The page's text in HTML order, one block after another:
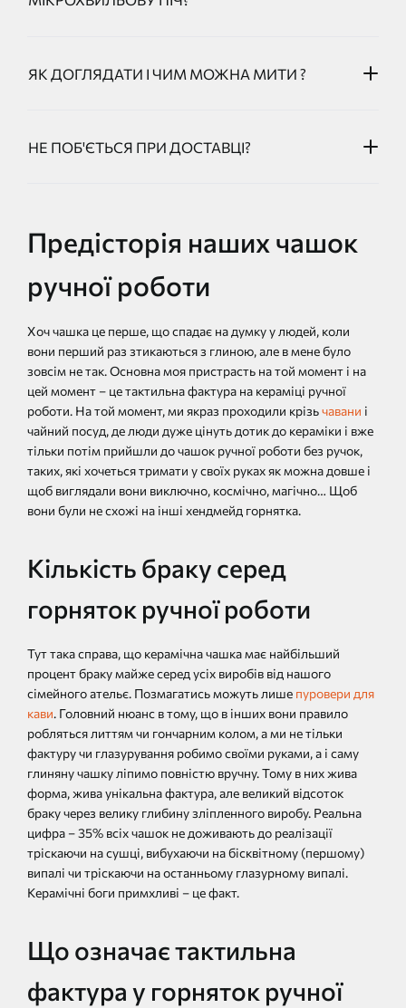
ЯК ДОГЛЯДАТИ І ЧИМ МОЖНА МИТИ ?
НЕ ПОБ'ЄТЬСЯ ПРИ ДОСТАВЦІ?
Предісторія наших чашок
ручної роботи
Хоч чашка це перше, що спадає на думку у людей, коли
вони перший раз зтикаються з глиною, але в мене було
зовсім не так. Основна моя пристрасть на той момент і на
цей момент – це тактильна фактура на кераміці ручної
роботи. На той момент, ми якраз проходили крізьчавани і
чайний посуд, де люди дуже цінуть дотик до кераміки і вже
тільки потім прийшли до чашок ручної роботи без ручок,
таких, які хочеться тримати у своїх руках як можна довше і
щоб виглядали вони виключно, космічно, магічно… Щоб
вони були не схожі на інші хендмейд горнятка.
Кількість браку серед
горняток ручної роботи
Тут така справа, що керамічна чашка має найбільший
процент браку майже серед усіх виробів від нашого
сімейного ательє. Позмагатись можуть лише пуровери для
кави. Головний нюанс в тому, що в інших вони правило
робляться литтям чи гончарним колом, а ми не тільки
фактуру чи глазурування робимо своїми руками, а і саму
глиняну чашку ліпимо повністю вручну. Тому в них жива
форма, жива унікальна фактура, але великий відсоток
браку через велику глибину зліпленного виробу. Реальна
цифра – 35% всіх чашок не доживають до реалізації
тріскаючи на сушці, вибухаючи на бісквітному (першому)
випалі чи тріскаючи на останньому глазурному випалі.
Керамічні боги примхливі – це факт.
Що означає тактильна
фактура у горняток ручної